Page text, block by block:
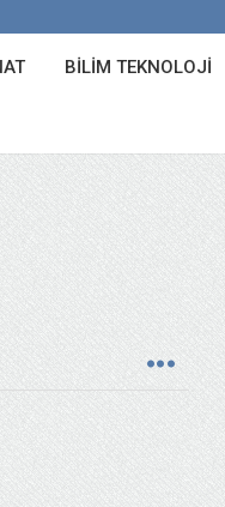
BILIM TEKNOLOJI